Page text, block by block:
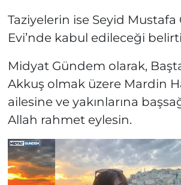
Taziyelerin ise Seyid Mustafa
Evi’nde kabul edileceği
Midyat Gündem olarak,
Akkuş olmak üzere Mardin
ailesine ve yakınlarına
Allah rahmet eylesin.